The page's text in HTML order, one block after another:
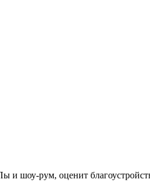
рум, оценит